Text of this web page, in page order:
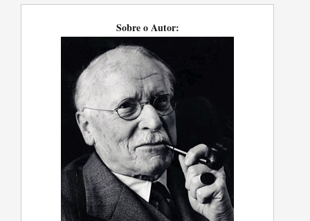
Sobre o Autor: